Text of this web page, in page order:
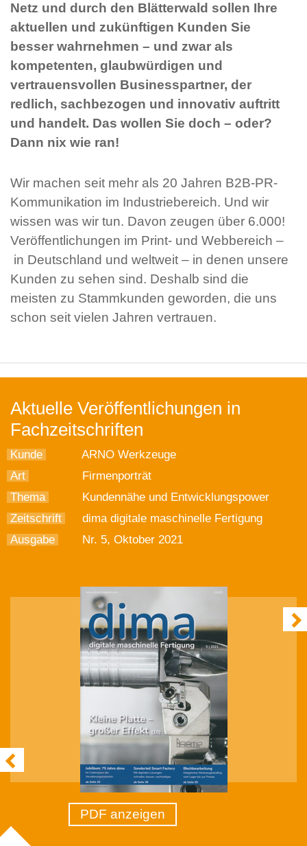
Netz und durch den Blätterwald sollen Ihre
aktuellen und zukünftigen Kunden Sie
besser wahrnehmen – und zwar als
kompetenten, glaubwürdigen und
vertrauensvollen Businesspartner, der
redlich, sachbezogen und innovativ auftritt
und handelt. Das wollen Sie doch – oder?
Dann nix wie ran!
Wir machen seit mehr als 20 Jahren B2B-PR-
Kommunikation im Industriebereich. Und wir
wissen was wir tun. Davon zeugen über 6.000!
Veröffentlichungen im Print- und Webbereich –
in Deutschland und weltweit – in denen unsere
Kunden zu sehen sind. Deshalb sind die
meisten zu Stammkunden geworden, die uns
schon seit vielen Jahren vertrauen.
Aktuelle Veröffentlichungen in
Fachzeitschriften
Kunde
ARNO Werkzeuge
Art
Firmenporträt
Thema
Kundennähe und Entwicklungspower
Zeitschrift
dima digitale maschinelle Fertigung
Ausgabe
Nr. 5, Oktober 2021
PDF anzeigen